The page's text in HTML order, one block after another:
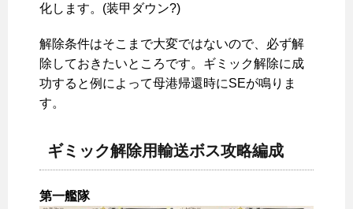
化します。(装甲ダウン?)
解除条件はそこまで大変ではないので、必ず解
除しておきたいところです。ギミック解除に成
功すると例によって母港帰還時にSEが鳴りま
す。
ギミック解除用輸送ボス攻略編成
第一艦隊